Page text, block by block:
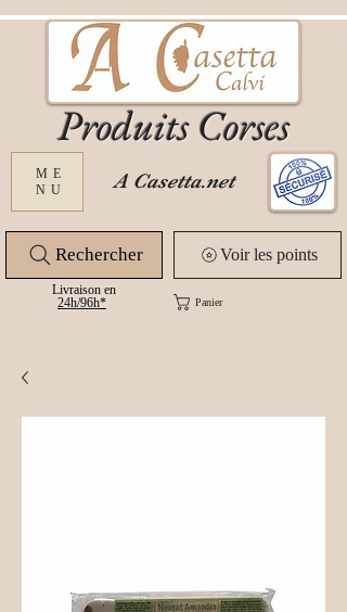
ME
NU
Produits Corses
Livraison en
24h/96h* Panier
Voir les points
A Casetta.net
Rechercher